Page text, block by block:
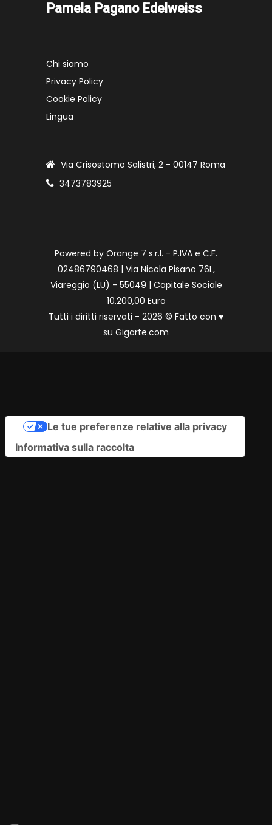
Pamela Pagano Edelweiss
Chi siamo
Privacy Policy
Cookie Policy
Lingua
Via Crisostomo Salistri, 2 - 00147 Roma
3473783925
Powered by Orange 7 s.r.l. - P.IVA e C.F.
02486790468 | Via Nicola Pisano 76L,
Viareggio (LU) - 55049 | Capitale Sociale
10.200,00 Euro
Tutti i diritti riservati - 2026 © Fatto con ♥
su Gigarte.com
Informativa sulla raccolta
Le tue preferenze relative alla privacy